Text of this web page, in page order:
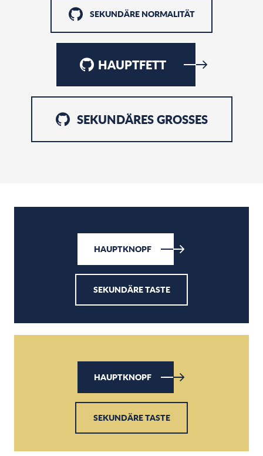
SEKUNDÄRE NORMALITÄT
HAUPTFETT
SEKUNDÄRES GROSSES
HAUPTKNOPF
SEKUNDÄRE TASTE
HAUPTKNOPF
SEKUNDÄRE TASTE